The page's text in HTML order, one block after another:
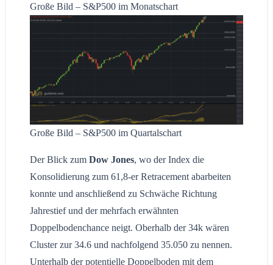
Große Bild – S&P500 im Monatschart
Große Bild – S&P500 im Quartalschart
Der Blick zum Dow Jones, wo der Index die
Konsolidierung zum 61,8-er Retracement abarbeiten
konnte und anschließend zu Schwäche Richtung
Jahrestief und der mehrfach erwähnten
Doppelbodenchance neigt. Oberhalb der 34k wären
Cluster zur 34.6 und nachfolgend 35.050 zu nennen.
Unterhalb der potentielle Doppelboden mit dem